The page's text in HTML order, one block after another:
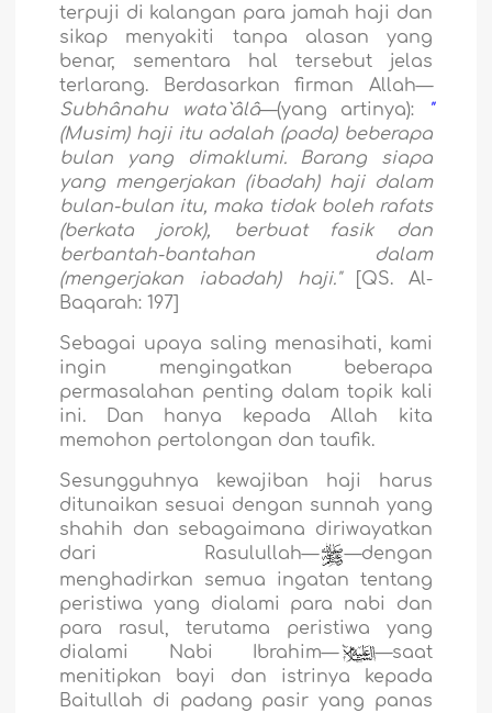
terpuji di kalangan para jamah haji dan
sikap menyakiti tanpa alasan yang
benar, sementara hal tersebut jelas
terlarang. Berdasarkan firman Allah—
Subhânahu wata`âlâ—(yang artinya):
"
(Musim) haji itu adalah (pada) beberapa
bulan yang dimaklumi. Barang siapa
yang mengerjakan (ibadah) haji dalam
bulan-bulan itu, maka tidak boleh rafats
(berkata jorok), berbuat fasik dan
berbantah-bantahan dalam
(mengerjakan iabadah) haji."[QS. Al-
Baqarah: 197]
Sebagai upaya saling menasihati, kami
ingin mengingatkan beberapa
permasalahan penting dalam topik kali
ini. Dan hanya kepada Allah kita
memohon pertolongan dan taufik.
Sesungguhnya kewajiban haji harus
ditunaikan sesuai dengan sunnah yang
shahih dan sebagaimana diriwayatkan
dari Rasulullah—
—dengan
menghadirkan semua ingatan tentang
peristiwa yang dialami para nabi dan
para rasul, terutama peristiwa yang
dialami Nabi Ibrahim—`
—saat
menitipkan bayi dan istrinya kepada
Baitullah di padang pasir yang panas